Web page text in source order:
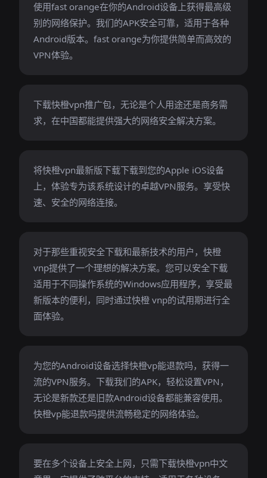
使用fast orange在你的Android设备上获得最高级
别的网络保护。我们的APK安全可靠，适用于各种
Android版本。fast orange为你提供简单而高效的
VPN体验。
下载快橙vpn推广包，无论是个人用途还是商务需
求，在中国都能提供强大的网络安全解决方案。
将快橙vpn最新版下载下载到您的Apple iOS设备
上，体验专为该系统设计的卓越VPN服务。享受快
速、安全的网络连接。
对于那些重视安全下载和最新技术的用户，快橙
vnp提供了一个理想的解决方案。您可以安全下载
适用于不同操作系统的Windows应用程序，享受最
新版本的便利，同时通过快橙 vnp的试用期进行全
面体验。
为您的Android设备选择快橙vp能退款吗，获得一
流的VPN服务。下载我们的APK，轻松设置VPN，
无论是新款还是旧款Android设备都能兼容使用。
快橙vp能退款吗提供流畅稳定的网络体验。
要在多个设备上安全上网，只需下载快橙vpn中文